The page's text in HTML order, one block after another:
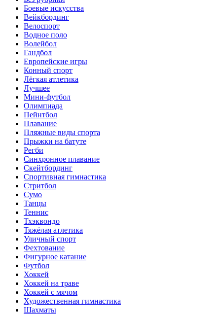
Боевые искусства
Вейкбординг
Велоспорт
Водное поло
Волейбол
Гандбол
Европейские игры
Конный спорт
Лёгкая атлетика
Лучшее
Мини-футбол
Олимпиада
Пейнтбол
Плавание
Пляжные виды спорта
Прыжки на батуте
Регби
Синхронное плавание
Скейтбординг
Спортивная гимнастика
Стритбол
Сумо
Танцы
Теннис
Тхэквондо
Тяжёлая атлетика
Уличный спорт
Фехтование
Фигурное катание
Футбол
Хоккей
Хоккей на траве
Хоккей с мячом
Художественная гимнастика
Шахматы